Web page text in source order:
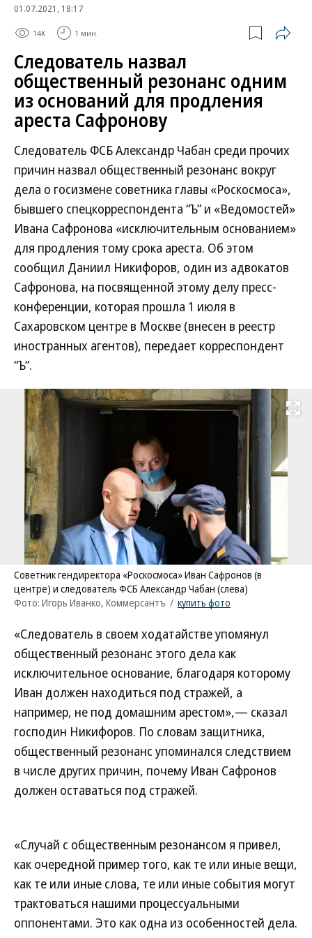
01.07.2021, 18:17
14K 1 мин.
Следователь назвал
общественный резонанс одним
из оснований для продления
ареста Сафронову
Следователь ФСБ Александр Чабан среди прочих
причин назвал общественный резонанс вокруг
дела о госизмене советника главы «Роскосмоса»,
бывшего спецкорреспондента “Ъ” и «Ведомостей»
Ивана Сафронова «исключительным основанием»
для продления тому срока ареста. Об этом
сообщил Даниил Никифоров, один из адвокатов
Сафронова, на посвященной этому делу пресс-
конференции, которая прошла 1 июля в
Сахаровском центре в Москве (внесен в реестр
иностранных агентов), передает корреспондент
“Ъ”.
Развернуть
Советник гендиректора «Роскосмоса» Иван Сафронов (в
центре) и следователь ФСБ Александр Чабан (слева)
Фото: Игорь Иванко, Коммерсантъ / купить фото
«Следователь в своем ходатайстве упомянул
общественный резонанс этого дела как
исключительное основание, благодаря которому
Иван должен находиться под стражей, а
например, не под домашним арестом»,— сказал
господин Никифоров. По словам защитника,
общественный резонанс упоминался следствием
в числе других причин, почему Иван Сафронов
должен оставаться под стражей.
«Случай с общественным резонансом я привел,
как очередной пример того, как те или иные вещи,
как те или иные слова, те или иные события могут
трактоваться нашими процессуальными
оппонентами. Это как одна из особенностей дела.